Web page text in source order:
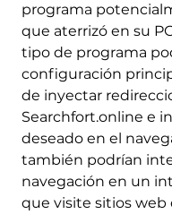
programa
que aterrizó en su
tipo de programa
configuración
de inyectar
Searchfort.online e
deseado en el
también podrían
navegación en un
que visite sitios web